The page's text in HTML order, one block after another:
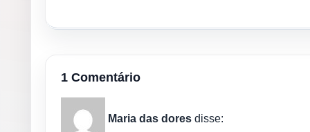
1 Comentário
Maria das dores disse: